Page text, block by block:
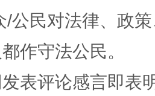
的艺术幻境
/公民对法律、政
作守法公民。
表评论感言即表